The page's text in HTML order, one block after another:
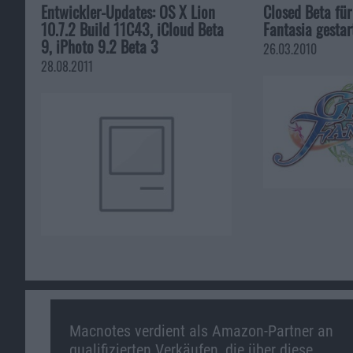
Entwickler-Updates: OS X Lion
10.7.2 Build 11C43, iCloud Beta
9, iPhoto 9.2 Beta 3
28.08.2011
Closed Beta
Fantasia
26.03.2010
Macnotes verdient als Amazon-Partner an